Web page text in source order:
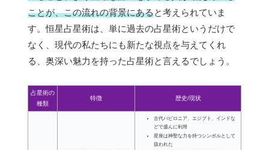
ことが、この流れの背景にあると考えられていま
す。恒星占星術は、単に過去の占星術というだけで
なく、現代の私たちにも新たな視点を与えてくれ
る、奥深い魅力を持った占星術と言えるでしょう。
占星術の
種類
特徴 歴史/現状
古代バビロニア、エジプト、インドな
どで盛んに利用
星座は神聖な力を持つシンボルとして
扱われた